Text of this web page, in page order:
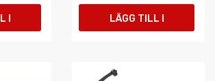
I LÄGG TILL I